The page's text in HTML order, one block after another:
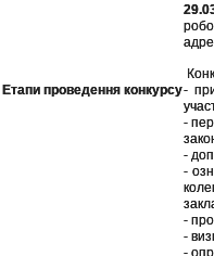
Етапи проведення конкурсу-
-
-
-
-
-
-